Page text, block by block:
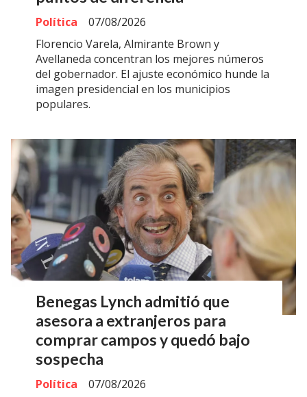
Política
07/08/2026
Florencio Varela, Almirante Brown y
Avellaneda concentran los mejores números
del gobernador. El ajuste económico hunde la
imagen presidencial en los municipios
populares.
Benegas Lynch admitió que
asesora a extranjeros para
comprar campos y quedó bajo
sospecha
Política
07/08/2026